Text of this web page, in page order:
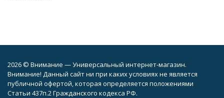
2026 © Внимание — Универсальный интернет-магазин.
Внимание! Данный сайт ни при каких условиях не является
публичной офертой, которая определяется положениями
Статьи 437п.2 Гражданского кодекса РФ.